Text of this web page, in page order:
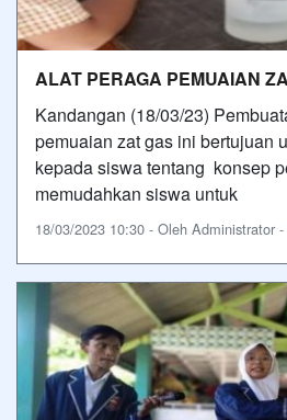
ALAT PERAGA PEMUAIAN
Kandangan (18/03/23)
pemuaian zat gas ini bertujuan
kepada siswa tentang konsep
memudahkan siswa untuk
18/03/2023 10:30 - Oleh Administrator